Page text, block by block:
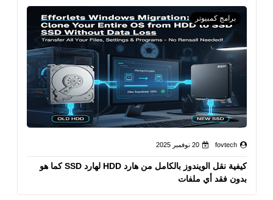
برامج كمبيوتر
fovtech 20 نوفمبر 2025
كيفية نقل الويندوز بالكامل من هارد HDD لهارد SSD كما هو
بدون فقد أي ملفات